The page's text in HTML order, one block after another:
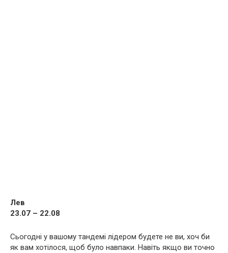
Лев
23.07 – 22.08
Сьогодні у вашому тандемі лідером будете не ви, хоч би
як вам хотілося, щоб було навпаки. Навіть якщо ви точно